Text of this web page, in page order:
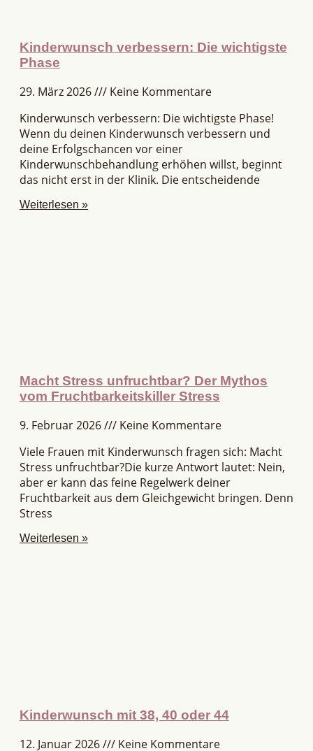
Kinderwunsch verbessern: Die wichtigste
Phase
29. März 2026
Keine Kommentare
Kinderwunsch verbessern: Die wichtigste Phase!
Wenn du deinen Kinderwunsch verbessern und
deine Erfolgschancen vor einer
Kinderwunschbehandlung erhöhen willst, beginnt
das nicht erst in der Klinik. Die entscheidende
Weiterlesen »
Macht Stress unfruchtbar? Der Mythos
vom Fruchtbarkeitskiller Stress
9. Februar 2026
Keine Kommentare
Viele Frauen mit Kinderwunsch fragen sich: Macht
Stress unfruchtbar?Die kurze Antwort lautet: Nein,
aber er kann das feine Regelwerk deiner
Fruchtbarkeit aus dem Gleichgewicht bringen. Denn
Stress
Weiterlesen »
Kinderwunsch mit 38, 40 oder 44
12. Januar 2026 Keine Kommentare